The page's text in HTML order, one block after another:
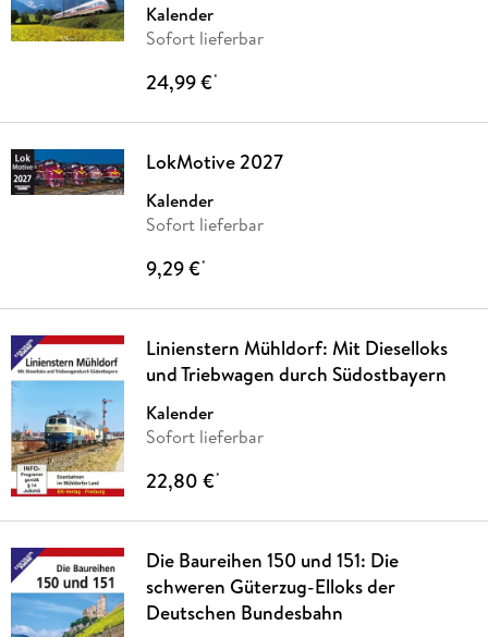
Kalender
Sofort lieferbar
24,99 €*
LokMotive 2027
Kalender
Sofort lieferbar
9,29 €*
Linienstern Mühldorf: Mit Dieselloks
und Triebwagen durch Südostbayern
Kalender
Sofort lieferbar
22,80 €*
Die Baureihen 150 und 151: Die
schweren Güterzug-Elloks der
Deutschen Bundesbahn